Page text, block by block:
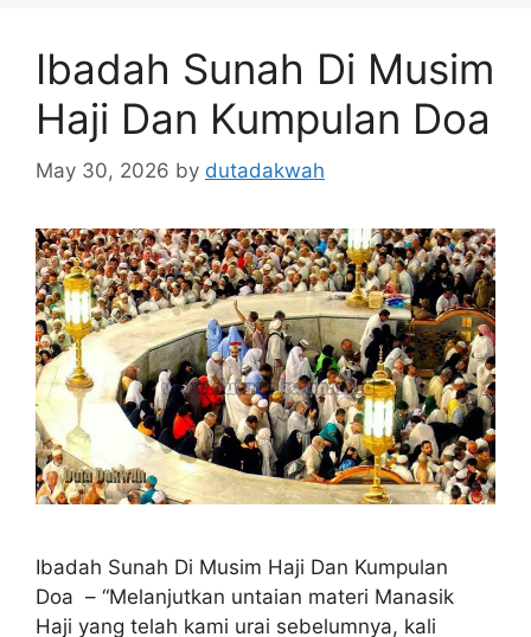
Ibadah Sunah Di Musim
Haji Dan Kumpulan Doa
May 30, 2026 by dutadakwah
Ibadah Sunah Di Musim Haji Dan Kumpulan
Doa – “Melanjutkan untaian materi Manasik
Haji yang telah kami urai sebelumnya, kali